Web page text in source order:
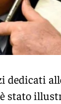
dedicati
stato